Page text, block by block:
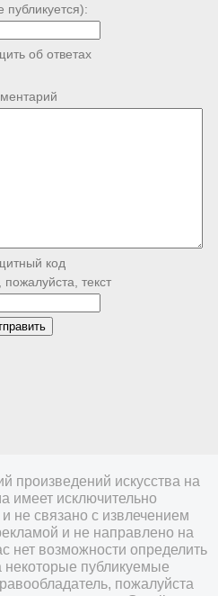
публикуется):
об ответах
текст
произведений искусства на
имеет исключительно
не связано с извлечением
и не направлено на
нет возможности определить
некоторые публикуемые
пожалуйста